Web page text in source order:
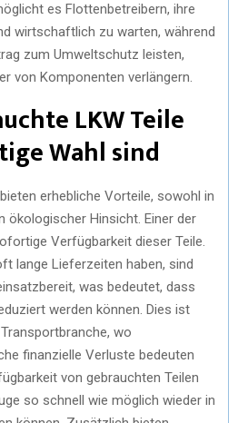
es Flottenbetreibern, ihre
wirtschaftlich zu warten, während
zum Umweltschutz leisten,
von Komponenten verlängern.
LKW Teile
Wahl sind
bieten erhebliche Vorteile, sowohl in
ökologischer Hinsicht. Einer der
Verfügbarkeit dieser Teile.
lange Lieferzeiten haben, sind
was bedeutet, dass
werden können. Dies ist
wo
finanzielle Verluste bedeuten
von gebrauchten Teilen
so schnell wie möglich wieder in